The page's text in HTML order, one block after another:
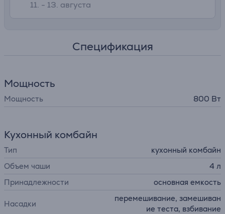
11. - 13. августа
Спецификация
Мощность
Мощность 800 Вт
Кухонный комбайн
Тип
кухонный комбайн
Объем чаши
4 л
Принадлежности
основная емкость
Насадки
перемешивание, замешиван
ие теста, взбивание